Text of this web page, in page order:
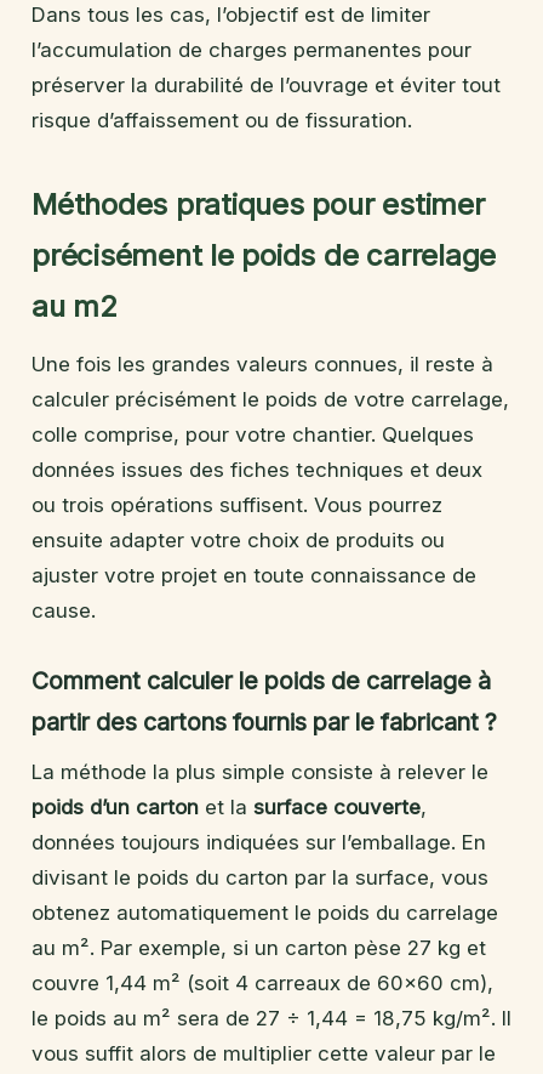
Dans tous les cas, l’objectif est de limiter
l’accumulation de charges permanentes pour
préserver la durabilité de l’ouvrage et éviter tout
risque d’affaissement ou de fissuration.
Méthodes pratiques pour estimer
précisément le poids de carrelage
au m2
Une fois les grandes valeurs connues, il reste à
calculer précisément le poids de votre carrelage,
colle comprise, pour votre chantier. Quelques
données issues des fiches techniques et deux
ou trois opérations suffisent. Vous pourrez
ensuite adapter votre choix de produits ou
ajuster votre projet en toute connaissance de
cause.
Comment calculer le poids de carrelage à
partir des cartons fournis par le fabricant ?
La méthode la plus simple consiste à relever le
poids d’un carton et la surface couverte,
données toujours indiquées sur l’emballage. En
divisant le poids du carton par la surface, vous
obtenez automatiquement le poids du carrelage
au m². Par exemple, si un carton pèse 27 kg et
couvre 1,44 m² (soit 4 carreaux de 60×60 cm),
le poids au m² sera de 27 ÷ 1,44 = 18,75 kg/m². Il
vous suffit alors de multiplier cette valeur par le